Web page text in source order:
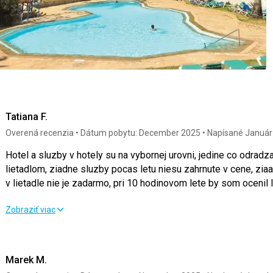
Tatiana F.
Overená recenzia Dátum pobytu: December 2025 Napísané
Hotel a sluzby v hotely su na vybornej urovni, jedine co odradza od zajazdu je let nezodpovedajucim
lietadlom, ziadne sluzby pocas letu niesu zahrnute v cene, ziaadne obcerstvenie ani len pohar vody
v lietadle nie je zadarmo, pri 10 hodinovom lete by som
Hotel a sluzby v hotely su na vybornej urovni, jedine co odradza od zajazdu je let nezodpovedajucim
Strava
Zobraziť viac
Marek M.